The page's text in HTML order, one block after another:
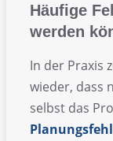
Häufige
werden
In der Praxis
wieder, dass
selbst das